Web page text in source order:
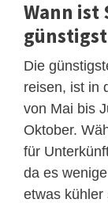
Wann ist
Die
reisen, ist in
von Mai bis
Oktober.
für
da es
etwas kühler